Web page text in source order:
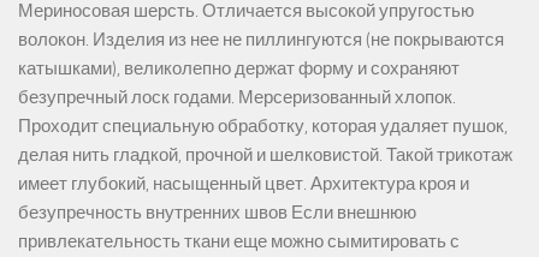
Мериносовая шерсть. Отличается высокой упругостью
волокон. Изделия из нее не пиллингуются (не покрываются
катышками), великолепно держат форму и сохраняют
безупречный лоск годами. Мерсеризованный хлопок.
Проходит специальную обработку, которая удаляет пушок,
делая нить гладкой, прочной и шелковистой. Такой трикотаж
имеет глубокий, насыщенный цвет. Архитектура кроя и
безупречность внутренних швов Если внешнюю
привлекательность ткани еще можно сымитировать с